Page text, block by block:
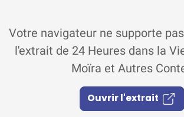
Votre navigateur ne supporte
l'extrait de 24 Heures dans la
Moïra et Autres
Ouvrir l'extrait